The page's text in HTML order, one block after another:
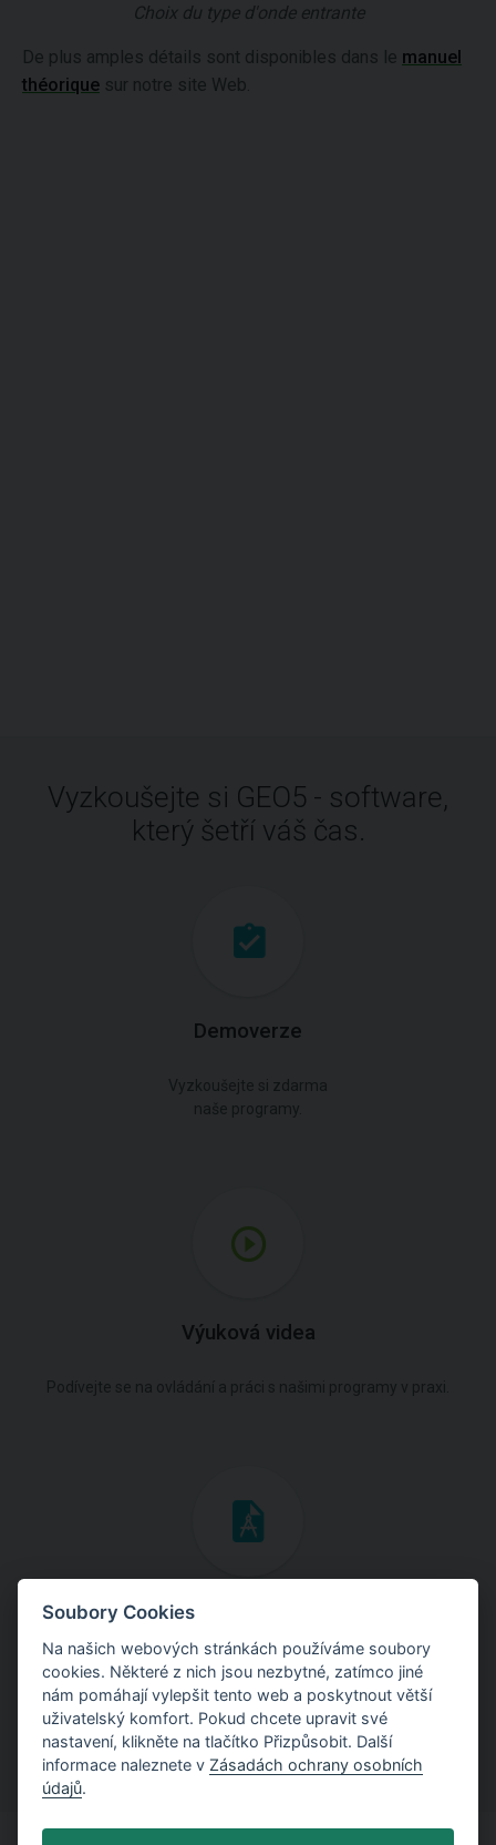
Choix du type d'onde entrante
De plus amples détails sont disponibles dans le manuel
théorique sur notre site Web.
Vyzkoušejte si GEO5 - software,
který šetří váš čas.
Demoverze
Výuková videa
Inženýrské manuály
Stáhněte si manuály s teoretickými i praktickými ukázkami
použití programů.
Soubory Cookies
Na našich webových stránkách používáme soubory
cookies. Některé z nich jsou nezbytné, zatímco jiné
nám pomáhají vylepšit tento web a poskytnout větší
uživatelský komfort. Pokud chcete upravit své
nastavení, klikněte na tlačítko Přizpůsobit. Další
informace naleznete v Zásadách ochrany osobních
údajů.